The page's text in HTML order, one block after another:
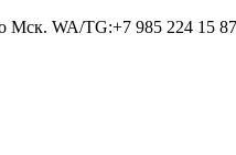
Мcк. WA/TG:+7 985 224 15